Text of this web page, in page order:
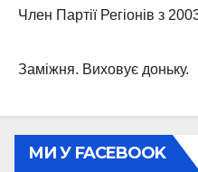
Член Партії Регіонів з
Заміжня. Виховує доньку.
МИ У FACEBOOK